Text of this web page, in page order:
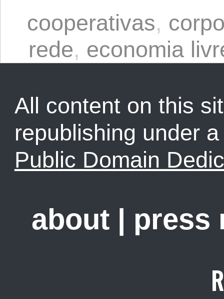
cooperativas,
rede, economia
All content on this
republishing under
Public Domain
about press